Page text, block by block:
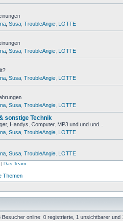
Susa TroubleAngie LOTTE
Susa TroubleAngie LOTTE
Susa TroubleAngie LOTTE
Susa TroubleAngie LOTTE
sonstige Technik
Handys, Computer, MP3 und und und...
Susa TroubleAngie LOTTE
Susa TroubleAngie LOTTE
| Das Team
Themen
Besucher online: 0 registrierte, 1 unsichtbarer